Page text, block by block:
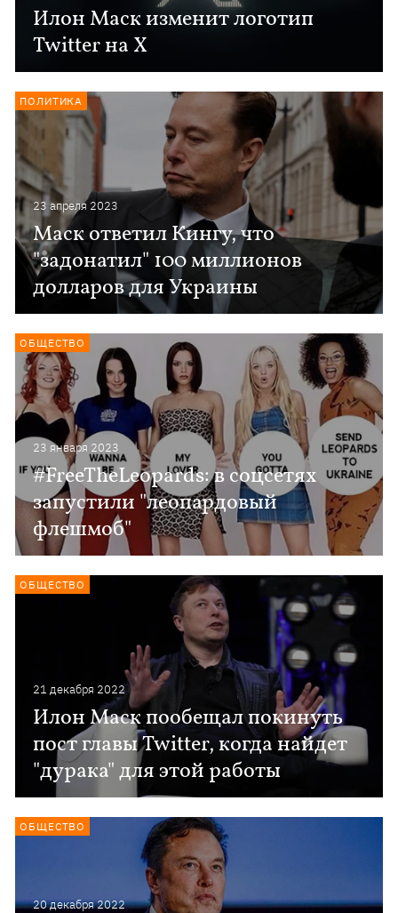
Илон Маск изменит логотип
Twitter на Х
23 апреля 2023
Маск ответил Кингу, что
"задонатил" 100 миллионов
долларов для Украины
ПОЛИТИКА
23 января 2023
#FreeTheLeopards: в соцсетях
запустили "леопардовый
флешмоб"
ОБЩЕСТВО
21 декабря 2022
Илон Маск пообещал покинуть
пост главы Twitter, когда найдет
"дурака" для этой работы
ОБЩЕСТВО
20 декабря 2022
ОБЩЕСТВО